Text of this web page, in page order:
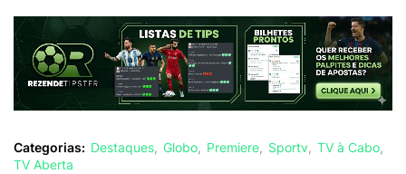
Categorias: Destaques Globo Premiere Sportv TV à Cabo
TV Aberta